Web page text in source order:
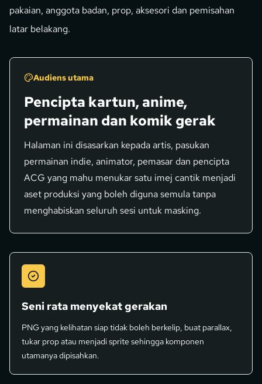
pakaian, anggota badan, prop, aksesori dan pemisahan
latar belakang.
Audiens utama
Pencipta kartun, anime,
permainan dan komik gerak
Halaman ini disasarkan kepada artis, pasukan
permainan indie, animator, pemasar dan pencipta
ACG yang mahu menukar satu imej cantik menjadi
aset produksi yang boleh diguna semula tanpa
menghabiskan seluruh sesi untuk masking.
Seni rata menyekat gerakan
PNG yang kelihatan siap tidak boleh berkelip, buat parallax,
tukar prop atau menjadi sprite sehingga komponen
utamanya dipisahkan.